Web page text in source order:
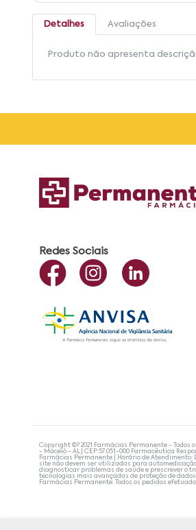
Detalhes Avaliações
Produto não apresenta
Redes Sociais
Copyright ©? 2021 Farmácias Permanente - Todos
- Maceió - AL| CEP:57.051-000 Farmacêutica
Farmácias Permanente | Horário de Atendimento:
site não devem ser utilizadas para
diagnosticar problemas de saúde e prescrever o
tecnologias mais avançadas de proteção de
Farmácias Permanente. Todos os pedidos